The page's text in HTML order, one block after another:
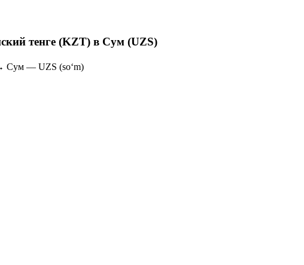
тенге (KZT) в Сум (UZS)
Сум — UZS (soʻm)